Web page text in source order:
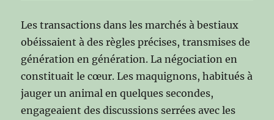
Les transactions dans les marchés à bestiaux
obéissaient à des règles précises, transmises de
génération en génération. La négociation en
constituait le cœur. Les maquignons, habitués à
jauger un animal en quelques secondes,
engageaient des discussions serrées avec les